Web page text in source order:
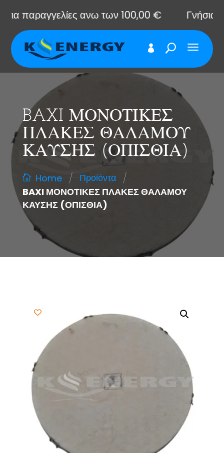
παραγγελίες ανω των 100,00 € Γνήσια
BAXI ΜΟΝΟΤΙΚΕΣ
ΠΛΑΚΕΣ ΘΑΛΑΜΟΥ
ΚΑΥΣΗΣ (ΟΠΙΣΘΙΑ)
Home / Προϊόντα /
BAXI ΜΟΝΟΤΙΚΕΣ ΠΛΑΚΕΣ ΘΑΛΑΜΟΥ
ΚΑΥΣΗΣ (ΟΠΙΣΘΙΑ)